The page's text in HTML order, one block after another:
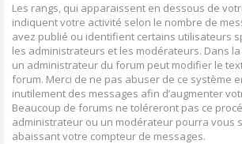
Les rangs, qui apparaissent en dessous de
indiquent votre activité selon le nombre de
avez publié ou identifient certains utilisateurs
les administrateurs et les modérateurs. Dans
un administrateur du forum peut modifier le
forum. Merci de ne pas abuser de ce système
inutilement des messages afin d’augmenter
Beaucoup de forums ne toléreront pas ce
administrateur ou un modérateur pourra vous
abaissant votre compteur de messages.